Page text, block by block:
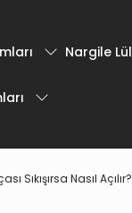
Nargile
Sıkışırsa Nasıl Açılır?